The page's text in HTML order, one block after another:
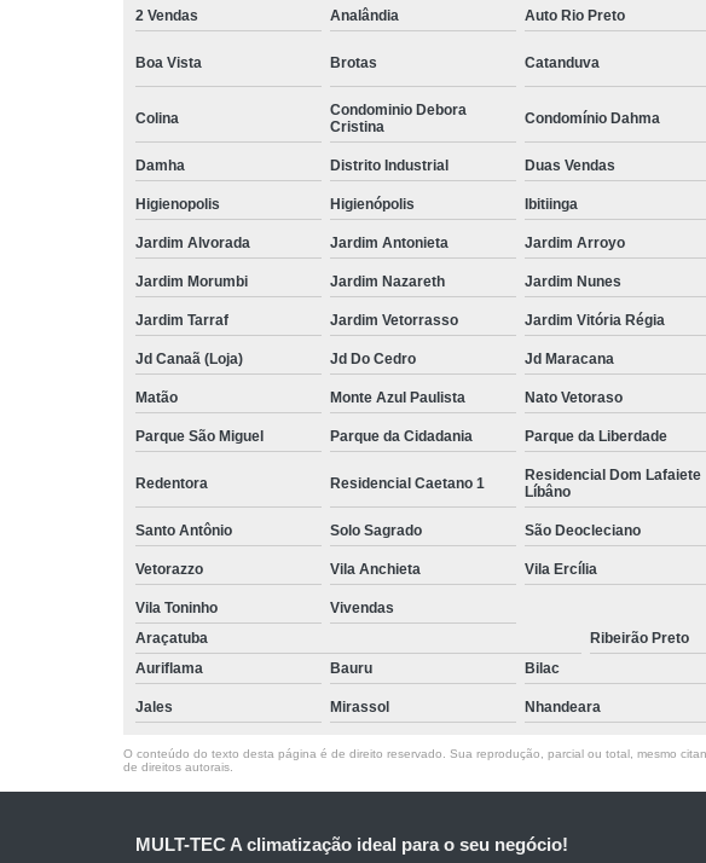
2 Vendas Analândia Auto Rio Preto
Boa Vista Brotas Catanduva
Colina
Condominio Debora
Cristina
Condomínio Dahma
Damha Distrito Industrial Duas Vendas
Higienopolis Higienópolis Ibitiinga
Jardim Alvorada Jardim Antonieta Jardim Arroyo
Jardim Morumbi Jardim Nazareth Jardim Nunes
Jardim Tarraf Jardim Vetorrasso Jardim Vitória Régia
Jd Canaã (Loja) Jd Do Cedro Jd Maracana
Matão Monte Azul Paulista Nato Vetoraso
Parque São Miguel Parque da Cidadania Parque da Liberdade
Redentora Residencial Caetano 1
Residencial Dom Lafaiete
Líbâno
Santo Antônio Solo Sagrado São Deocleciano
Vetorazzo Vila Anchieta Vila Ercília
Vila Toninho
Vivendas
Araçatuba
Ribeirão Preto
Auriflama
Bauru Bilac
Jales Mirassol Nhandeara
O conteúdo do texto desta página é de direito reservado. Sua reprodução, parcial ou total, mesmo
de direitos autorais
MULT-TEC A climatização ideal para o seu negócio!